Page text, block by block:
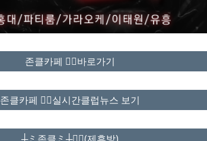
존클카페 ❤️‍🔥바로가기
존클카페 ❤️‍🔥실시간클럽뉴스 보기